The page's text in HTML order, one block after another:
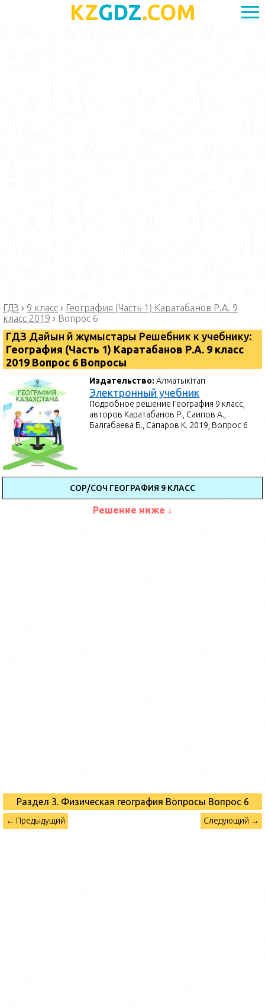
KZGDZ.COM
ГДЗ › 9 класс › География (Часть 1) Каратабанов Р.А. 9
класс 2019 › Вопрос 6
ГДЗ Дайын үй жұмыстары Решебник к учебнику:
География (Часть 1) Каратабанов Р.А. 9 класс
2019 Вопрос 6 Вопросы
Издательство:Алматыкітап
Электронный учебник
Подробное решение География 9 класс,
авторов Каратабанов Р., Саипов А.,
Балгабаева Б., Сапаров К. 2019, Вопрос 6
СОР/СОЧ ГЕОГРАФИЯ 9 КЛАСС
Решение ниже ↓
Раздел 3. Физическая география Вопросы Вопрос 6
← Предыдущий Следующий →